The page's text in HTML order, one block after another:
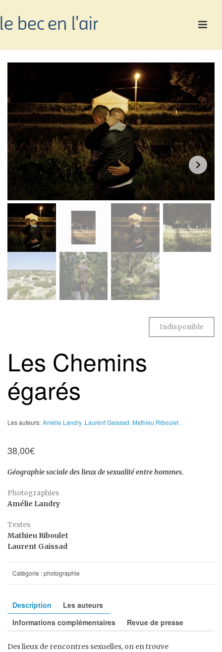
Indisponible
Les Chemins
égarés
Les auteurs: Amélie Landry .Laurent Gaissad .Mathieu Riboulet .
38,00€
Géographie sociale des lieux de sexualité entre hommes.
Photographies
Amélie Landry
Textes
Mathieu Riboulet
Laurent Gaissad
Catégorie :photographie
Description
Les auteurs
Informations complémentaires
Revue de presse
Des lieux de rencontres sexuelles, on en trouve